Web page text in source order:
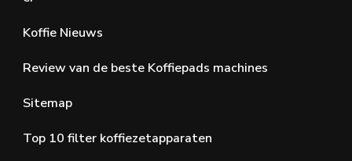
Koffie Nieuws
Review van de beste Koffiepads machines
Sitemap
Top 10 filter koffiezetapparaten